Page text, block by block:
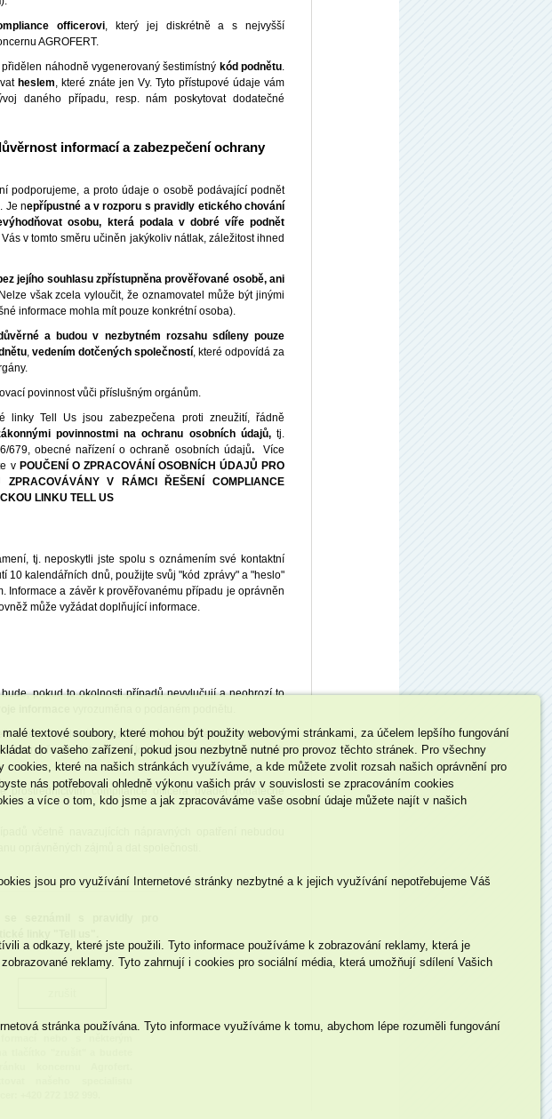
textové soubory, které mohou být použity webovými stránkami, za účelem lepšího fungování
do vašeho zařízení, pokud jsou nezbytně nutné pro provoz těchto stránek. Pro všechny
které na našich stránkách využíváme, a kde můžete zvolit rozsah našich oprávnění pro
nás potřebovali ohledně výkonu vašich práv v souvislosti se zpracováním cookies
a více o tom, kdo jsme a jak zpracováváme vaše osobní údaje můžete najít v našich
jsou pro využívání Internetové stránky nezbytné a k jejich využívání nepotřebujeme Váš
a odkazy, které jste použili. Tyto informace používáme k zobrazování reklamy, která je
reklamy. Tyto zahrnují i cookies pro sociální média, která umožňují sdílení Vašich
stránka používána. Tyto informace využíváme k tomu, abychom lépe rozuměli fungování
officerovi, který jej diskrétně a s nejvyšší
AGROFERT.
náhodně vygenerovaný šestimístný kód podnětu.
heslem, které znáte jen Vy. Tyto přístupové údaje vám
daného případu, resp. nám poskytovat dodatečné
informací a zabezpečení ochrany
podporujeme, a proto údaje o osobě podávající podnět
. Je nepřípustné a v rozporu s pravidly etického chování
osobu, která podala v dobré víře podnět
v tomto směru učiněn jakýkoliv nátlak, záležitost ihned
jejího souhlasu zpřístupněna prověřované osobě, ani
Nelze však zcela vyloučit, že oznamovatel může být jinými
informace mohla mít pouze konkrétní osoba).
a budou v nezbytném rozsahu sdíleny pouze
, vedením dotčených společností, které odpovídá za
povinnost vůči příslušným orgánům.
linky Tell Us jsou zabezpečena proti zneužití, řádně
povinnostmi na ochranu osobních údajů,tj.
679, obecné nařízení o ochraně osobních údajů.Více
vPOUČENÍ O ZPRACOVÁNÍ OSOBNÍCH ÚDAJŮ PRO
V RÁMCI ŘEŠENÍ COMPLIANCE
LINKU TELL US
tj. neposkytli jste spolu s oznámením své kontaktní
10 kalendářních dnů, použijte svůj "kód zprávy" a "heslo"
Informace a závěr k prověřovanému případu je oprávněn
může vyžádat doplňující informace.
pokud to okolnosti případů nevylučují a neohrozí to
uvedeným v oznámení, resp. předat compliance
předkládat důkazy k vyvrácení tvrzení uvedených
compliance officera uvádět dodatečné